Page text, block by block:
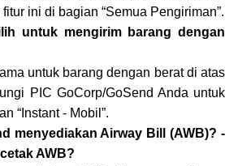
ini di bagian “Semua Pengiriman”.
untuk mengirim barang dengan
untuk barang dengan berat di atas
PIC GoCorp/GoSend Anda untuk
“Instant - Mobil”.
menyediakan Airway Bill (AWB)? -
AWB?